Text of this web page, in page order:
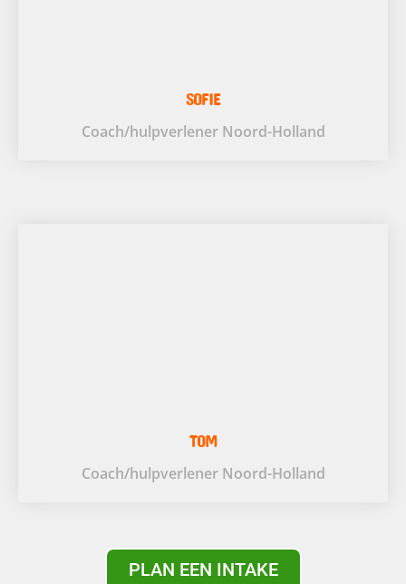
SOFIE
Coach/hulpverlener Noord-Holland
TOM
Coach/hulpverlener Noord-Holland
PLAN EEN INTAKE